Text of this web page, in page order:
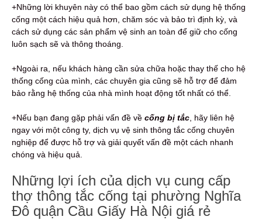
+Những lời khuyên này có thể bao gồm cách sử dụng hệ thống
cống một cách hiệu quả hơn, chăm sóc và bảo trì định kỳ, và
cách sử dụng các sản phẩm vệ sinh an toàn để giữ cho cống
luôn sạch sẽ và thông thoáng.
+Ngoài ra, nếu khách hàng cần sửa chữa hoặc thay thế cho hệ
thống cống của mình, các chuyên gia cũng sẽ hỗ trợ để đảm
bảo rằng hệ thống của nhà mình hoạt động tốt nhất có thể.
+Nếu bạn đang gặp phải vấn đề về cống bị tắc, hãy liên hệ
ngay với một công ty, dịch vụ vệ sinh thông tắc cống chuyên
nghiệp để được hỗ trợ và giải quyết vấn đề một cách nhanh
chóng và hiệu quả.
Những lợi ích của dịch vụ cung cấp
thợ thông tắc cống tại phường Nghĩa
Đô quận Cầu Giấy Hà Nội giá rẻ